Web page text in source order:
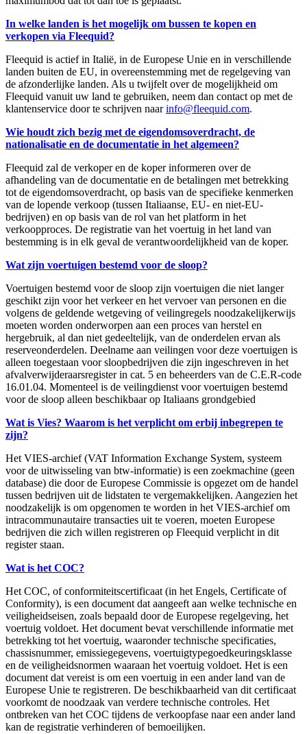
In welke landen is het mogelijk om bussen te kopen en
verkopen via Fleequid?
Fleequid is actief in Italië, in de Europese Unie en in verschillende
landen buiten de EU, in overeenstemming met de regelgeving van
de afzonderlijke landen. Als u twijfelt over de mogelijkheid om
Fleequid vanuit uw land te gebruiken, neem dan contact op met de
klantenservice door te schrijven naarinfo@fleequid.com.
Wie houdt zich bezig met de eigendomsoverdracht, de
nationalisatie en de documentatie in het algemeen?
Fleequid zal de verkoper en de koper informeren over de
afhandeling van de documentatie en de betalingen met betrekking
tot de eigendomsoverdracht, op basis van de specifieke kenmerken
van de lopende verkoop (tussen Italiaanse, EU- en niet-EU-
bedrijven) en op basis van de rol van het platform in het
verkoopproces. De registratie van het voertuig in het land van
bestemming is in elk geval de verantwoordelijkheid van de koper.
Wat zijn voertuigen bestemd voor de sloop?
Voertuigen bestemd voor de sloop zijn voertuigen die niet langer
geschikt zijn voor het verkeer en het vervoer van personen en die
volgens de geldende wetgeving of veilingregels noodzakelijkerwijs
moeten worden onderworpen aan een proces van herstel en
hergebruik, al dan niet gedeeltelijk, van de onderdelen ervan als
reserveonderdelen. Deelname aan veilingen voor deze voertuigen is
alleen toegestaan voor sloopbedrijven die zijn ingeschreven in het
afvalverwijderaarsregister in cat. 5 en beheerders van de C.E.R-code
16.01.04. Momenteel is de veilingdienst voor voertuigen bestemd
voor de sloop alleen beschikbaar op Italiaans grondgebied
Wat is Vies? Waarom is het verplicht om erbij inbegrepen te
zijn?
Het VIES-archief (VAT Information Exchange System, systeem
voor de uitwisseling van btw-informatie) is een zoekmachine (geen
database) die door de Europese Commissie is opgezet om de handel
tussen bedrijven uit de lidstaten te vergemakkelijken. Aangezien het
noodzakelijk is om opgenomen te worden in het VIES-archief om
intracommunautaire transacties uit te voeren, moeten Europese
bedrijven die zich willen registreren op Fleequid verplicht in dit
register staan.
Wat is het COC?
Het COC, of conformiteitscertificaat (in het Engels, Certificate of
Conformity), is een document dat aangeeft aan welke technische en
veiligheidseisen, zoals bepaald door de Europese regelgeving, het
voertuig voldoet. Het document bevat verschillende informatie met
betrekking tot het voertuig, waaronder technische specificaties,
chassisnummer, emissiegegevens, voertuigtypegoedkeuringsklasse
en de veiligheidsnormen waaraan het voertuig voldoet. Het is een
document dat vereist is om een voertuig in een ander land van de
Europese Unie te registreren. De beschikbaarheid van dit certificaat
voorkomt de noodzaak van verdere technische controles. Het
ontbreken van het COC tijdens de verkoopfase naar een ander land
kan de registratie verhinderen of bemoeilijken.